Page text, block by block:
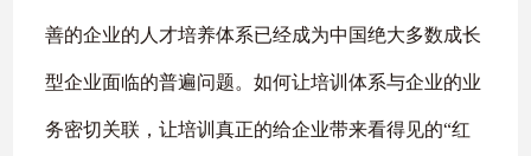
善的企业的人才培养体系已经成为中国绝大多数成长
型企业面临的普遍问题。如何让培训体系与企业的业
务密切关联，让培训真正的给企业带来看得见的“红